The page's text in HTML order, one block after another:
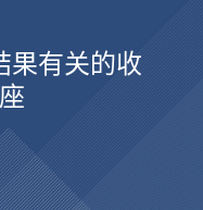
果有关的收